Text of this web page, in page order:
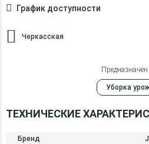
График доступности
Черкасская
Предназначен
Уборка
ТЕХНИЧЕСКИЕ
Бренд